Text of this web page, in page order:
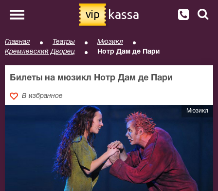
vip kassa
Главная Театры
Мюзикл
Кремлевский Дворец
Нотр Дам де Пари
Билеты на мюзикл Нотр Дам де Пари
В избранное
Мюзикл